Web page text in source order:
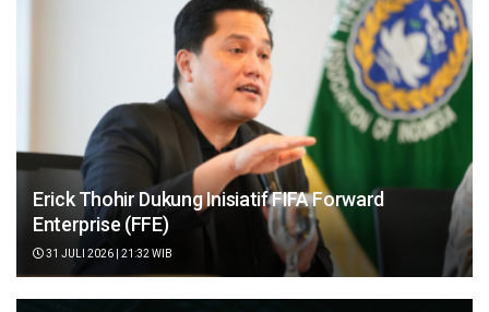
Erick Thohir Dukung Inisiatif FIFA Forward
Enterprise (FFE)
31 JULI 2026 | 21:32 WIB